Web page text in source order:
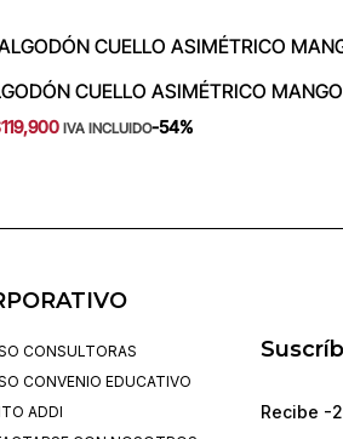
CUELLO ASIMÉTRICO MANGO
$259,900.
119,900
Current
is:
$119,900.
IVA INCLUIDO-54%
CONSULTORAS
CONVENIO EDUCATIVO
ADDI
Recibe -